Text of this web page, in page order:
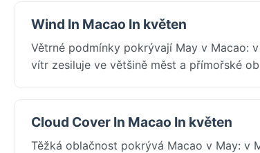
Wind In Macao In květen
Větrné podmínky pokrývají May v Macao:
vítr zesiluje ve většině měst a přímořské
Cloud Cover In Macao In květen
Těžká oblačnost pokrývá Macao v May: v